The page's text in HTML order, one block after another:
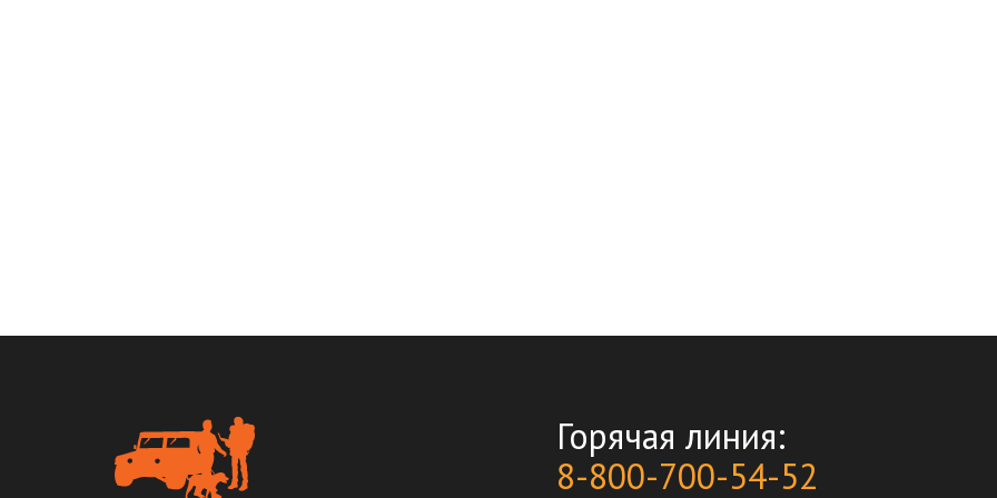
Горячая линия:
8-800-700-54-52